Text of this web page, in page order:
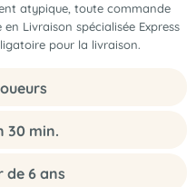
atypique, toute commande
Livraison spécialisée Express
pour la livraison.
30 min.
de 6 ans